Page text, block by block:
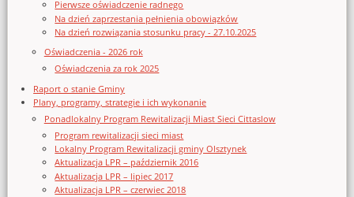
Pierwsze oświadczenie radnego
Na dzień zaprzestania pełnienia obowiązków
Na dzień rozwiązania stosunku pracy - 27.10.2025
Oświadczenia - 2026 rok
Oświadczenia za rok 2025
Raport o stanie Gminy
Plany, programy, strategie i ich wykonanie
Ponadlokalny Program Rewitalizacji Miast Sieci Cittaslow
Program rewitalizacji sieci miast
Lokalny Program Rewitalizacji gminy Olsztynek
Aktualizacja LPR – październik 2016
Aktualizacja LPR – lipiec 2017
Aktualizacja LPR – czerwiec 2018